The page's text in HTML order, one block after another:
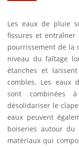
Les eaux de pluie
fissures et entraîner
pourrissement de la
niveau du faîtage
étanches et
combles. Les eaux
sont combinées
désolidariser le
eaux peuvent
boiseries autour
matériaux qui